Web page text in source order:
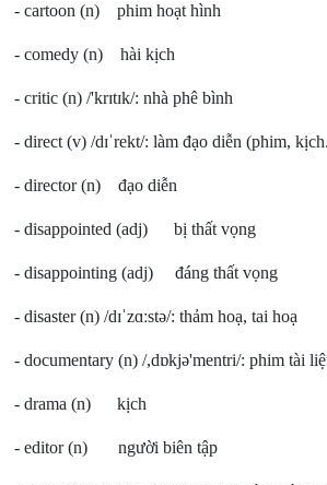
- cartoon (n) phim hoạt hình
- comedy (n) hài kịch
- critic (n) /'krɪtɪk/: nhà phê bình
- direct (v) /dɪˈrekt/: làm đạo diễn (phim,
- director (n) đạo diễn
- disappointed (adj) bị thất vọng
- disappointing (adj) đáng thất vọng
- disaster (n) /dɪˈzɑːstə/: thảm hoạ, tai hoạ
- documentary (n) /,dɒkjə'mentri/: phim tài
- drama (n) kịch
- editor (n) người biên tập